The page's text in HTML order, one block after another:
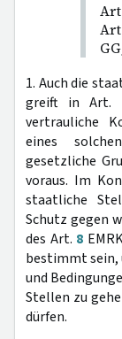
1. Auch die
greift in Art.
vertrauliche
eines
gesetzliche
voraus. Im
staatliche
Schutz gegen
des Art. 8
bestimmt sein,
und
Stellen zu
dürfen.